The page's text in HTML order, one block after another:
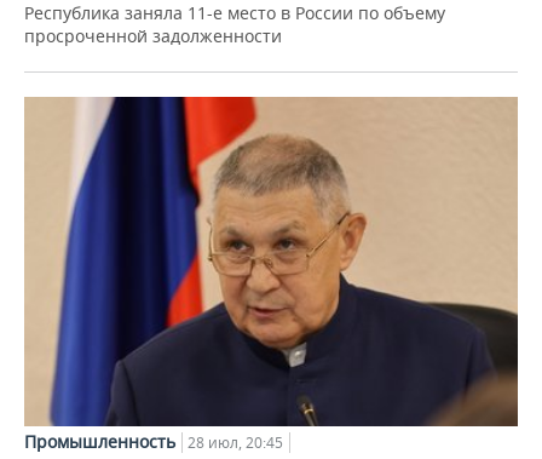
Республика заняла 11-е место в России по объему
просроченной задолженности
Промышленность 28 июл, 20:45